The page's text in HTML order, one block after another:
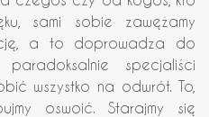
sami sobie zawężamy
a to doprowadza do
specjaliści
wszystko na odwrót. To,
oswoić. Starajmy się